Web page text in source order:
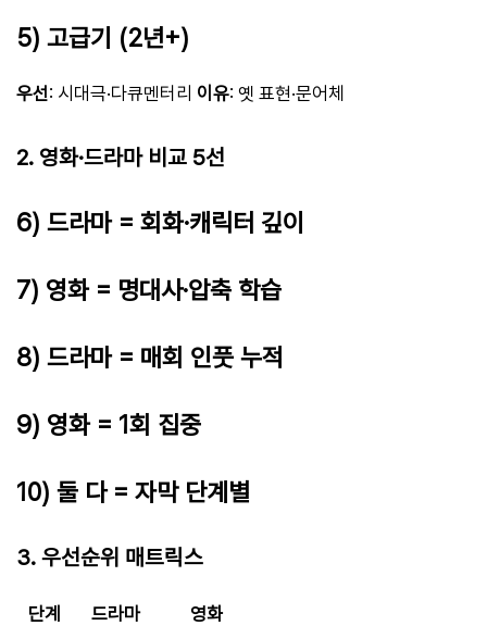
5) 고급기 (2년+)
우선: 시대극·다큐멘터리 이유: 옛 표현·문어체
2. 영화·드라마 비교 5선
6) 드라마 = 회화·캐릭터 깊이
7) 영화 = 명대사·압축 학습
8) 드라마 = 매회 인풋 누적
9) 영화 = 1회 집중
10) 둘 다 = 자막 단계별
3. 우선순위 매트릭스
단계 드라마
영화